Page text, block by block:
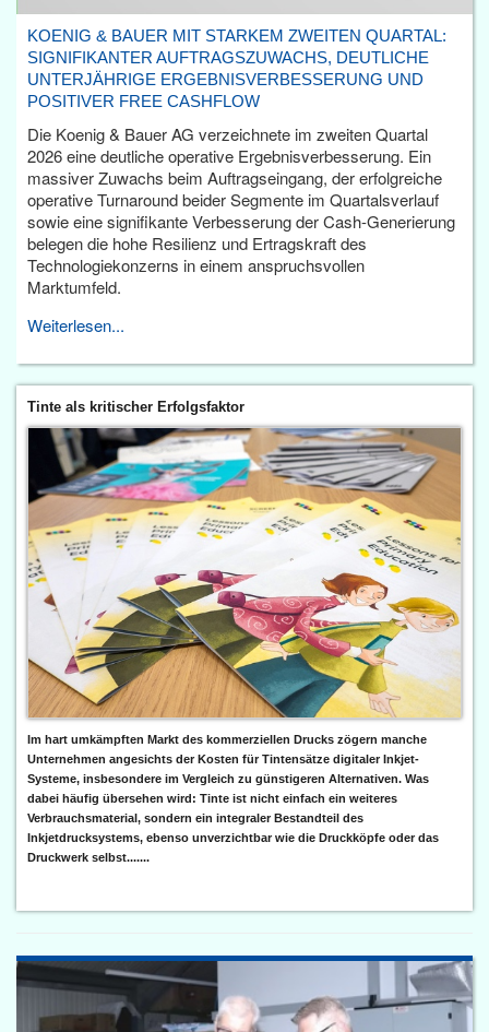
KOENIG & BAUER MIT STARKEM ZWEITEN QUARTAL:
SIGNIFIKANTER AUFTRAGSZUWACHS, DEUTLICHE
UNTERJÄHRIGE ERGEBNISVERBESSERUNG UND
POSITIVER FREE CASHFLOW
Die Koenig & Bauer AG verzeichnete im zweiten Quartal
2026 eine deutliche operative Ergebnisverbesserung. Ein
massiver Zuwachs beim Auftragseingang, der erfolgreiche
operative Turnaround beider Segmente im Quartalsverlauf
sowie eine signifikante Verbesserung der Cash-Generierung
belegen die hohe Resilienz und Ertragskraft des
Technologiekonzerns in einem anspruchsvollen
Marktumfeld.
Weiterlesen...
Tinte als kritischer Erfolgsfaktor
Im hart umkämpften Markt des kommerziellen Drucks zögern manche
Unternehmen angesichts der Kosten für Tintensätze digitaler Inkjet-
Systeme, insbesondere im Vergleich zu günstigeren Alternativen. Was
dabei häufig übersehen wird: Tinte ist nicht einfach ein weiteres
Verbrauchsmaterial, sondern ein integraler Bestandteil des
Inkjetdrucksystems, ebenso unverzichtbar wie die Druckköpfe oder das
Druckwerk selbst.......